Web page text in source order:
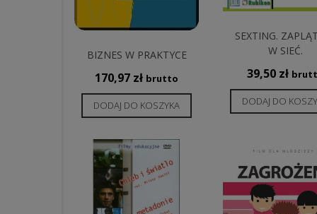
BIZNES W PRAKTYCE
170,97 zł brutto
DODAJ DO KOSZYKA
SEXTING.
W SIEĆ.
39,50 zł
DODAJ DO